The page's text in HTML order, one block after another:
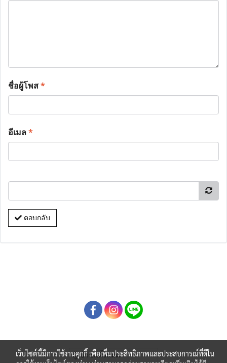
ชื่อผู้โพส*
อีเมล*
ตอบกลับ
ผู้เข้าชมทั้งหมด
เว็บไซต์นี้มีการใช้งานคุกกี้ เพื่อเพิ่มประสิทธิภาพและประสบการณ์ที่ดีใน